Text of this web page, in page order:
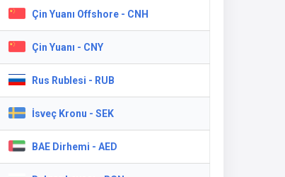
Çin Yuanı Offshore - CNH
Çin Yuanı - CNY
Rus Rublesi - RUB
İsveç Kronu - SEK
BAE Dirhemi - AED